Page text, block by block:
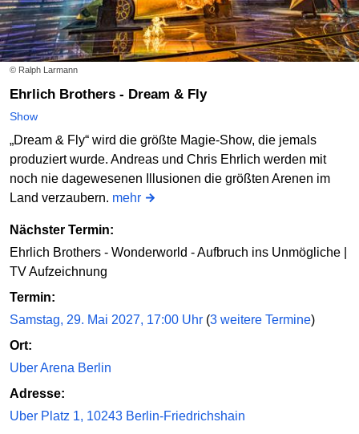
© Ralph Larmann
Ehrlich Brothers - Dream & Fly
Show
„Dream & Fly“ wird die größte Magie-Show, die jemals
produziert wurde. Andreas und Chris Ehrlich werden mit
noch nie dagewesenen Illusionen die größten Arenen im
Land verzaubern. mehr
Nächster Termin:
Ehrlich Brothers - Wonderworld - Aufbruch ins Unmögliche |
TV Aufzeichnung
Termin:
Samstag, 29. Mai 2027, 17:00 Uhr (3 weitere Termine)
Ort:
Uber Arena Berlin
Adresse:
Uber Platz 1, 10243 Berlin-Friedrichshain